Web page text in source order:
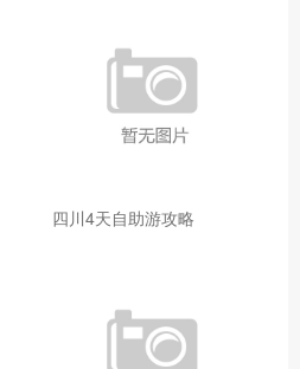
四川4天自助游攻略